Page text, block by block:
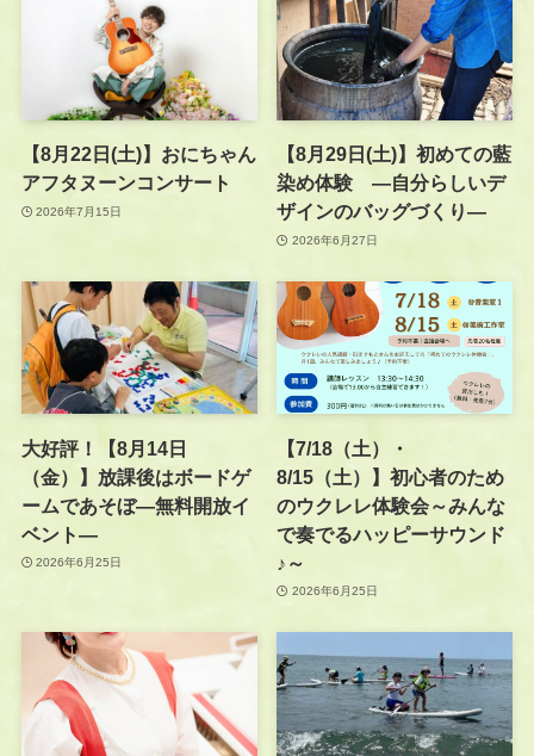
【8月22日(土)】おにちゃん
アフタヌーンコンサート
2026年7月15日
【8月29日(土)】初めての藍
染め体験 —自分らしいデ
ザインのバッグづくり—
2026年6月27日
大好評！【8月14日
（金）】放課後はボードゲ
ームであそぼ―無料開放イ
ベント―
2026年6月25日
【7/18（土）・
8/15（土）】初心者のため
のウクレレ体験会～みんな
で奏でるハッピーサウンド
♪～
2026年6月25日